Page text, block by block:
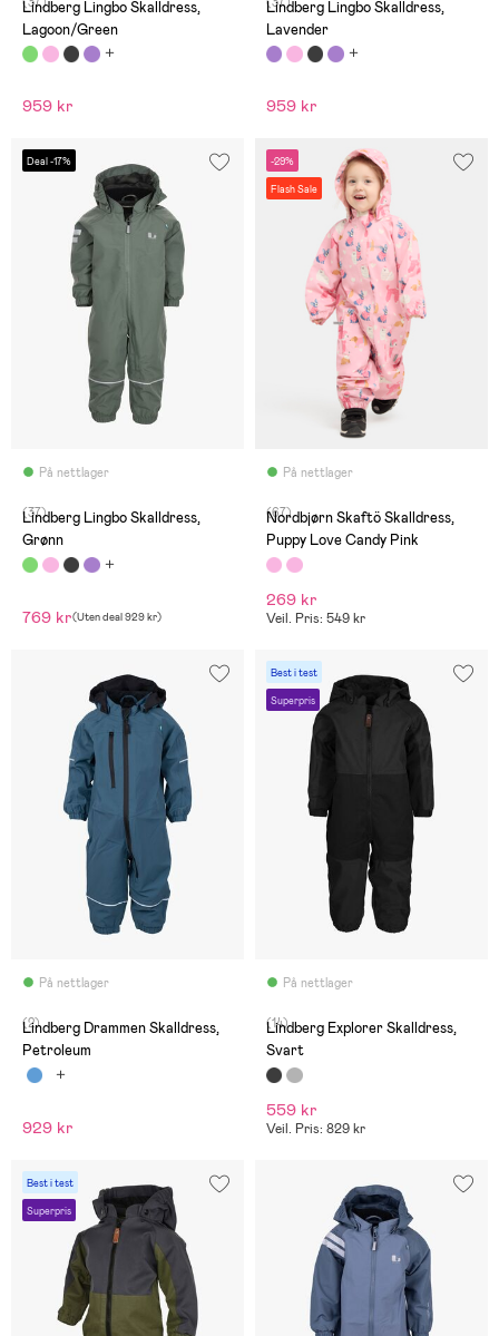
Lindberg Lingbo Skalldress,
Lagoon/Green
959 kr
Lindberg Lingbo Skalldress,
Lavender
959 kr
Deal -17%
På nettlager
(37)
Lindberg Lingbo Skalldress,
Grønn
769 kr(Uten deal929 kr)
-29%
Flash Sale
På nettlager
(67)
Nordbjørn Skaftö Skalldress,
Puppy Love Candy Pink
269 kr
Veil. Pris: 549 kr
På nettlager
(2)
Lindberg Drammen Skalldress,
Petroleum
929 kr
Best i test
Superpris
På nettlager
(14)
Lindberg Explorer Skalldress,
Svart
559 kr
Veil. Pris: 829 kr
Best i test
Superpris